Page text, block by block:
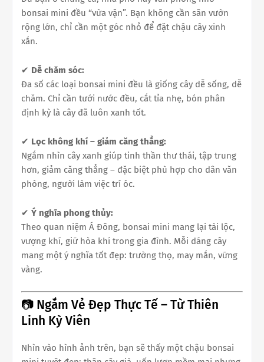
bonsai mini đều “vừa vặn”. Bạn không cần sân vườn
rộng lớn, chỉ cần một góc nhỏ để đặt chậu cây xinh
xắn.
✔ Dễ chăm sóc:
Đa số các loại bonsai mini đều là giống cây dễ sống, dễ
chăm. Chỉ cần tưới nước đều, cắt tỉa nhẹ, bón phân
định kỳ là cây đã luôn xanh tốt.
✔ Lọc không khí – giảm căng thẳng:
Ngắm nhìn cây xanh giúp tinh thần thư thái, tập trung
hơn, giảm căng thẳng – đặc biệt phù hợp cho dân văn
phòng, người làm việc trí óc.
✔ Ý nghĩa phong thủy:
Theo quan niệm Á Đông, bonsai mini mang lại tài lộc,
vượng khí, giữ hòa khí trong gia đình. Mỗi dáng cây
mang một ý nghĩa tốt đẹp: trường thọ, may mắn, vững
vàng.
📷 Ngắm Vẻ Đẹp Thực Tế – Từ Thiên
Linh Kỳ Viên
Nhìn vào hình ảnh trên, bạn sẽ thấy một chậu bonsai